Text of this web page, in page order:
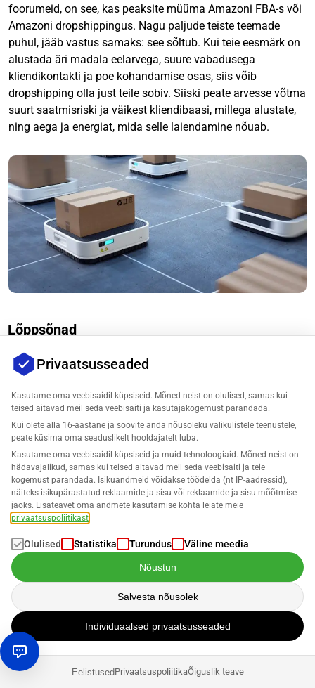
foorumeid, on see, kas peaksite müüma Amazoni FBA-s või
Amazoni dropshippingus. Nagu paljude teiste teemade
puhul, jääb vastus samaks: see sõltub. Kui teie eesmärk on
alustada äri madala eelarvega, suure vabadusega
kliendikontakti ja poe kohandamise osas, siis võib
dropshipping olla just teile sobiv. Siiski peate arvesse võtma
suurt saatmisriski ja väikest kliendibaasi, millega alustate,
ning aega ja energiat, mida selle laiendamine nõuab.
Lõppsõnad
Päeva lõpuks oled sina boss ja pead otsustama, kas
positiivseid ja negatiivseid mõjusid lühidalt.
Kahjuks on äri mudelil ka mitmeid puudusi. Lisakulud ja
võimaluse kaotamine otsekontaktide saamiseks oma
klientidega on vaid kaks peamist probleemi. Veelgi enam,
müüjad on põhimõtteliselt sunnitud kasutama Amazoniga
täitmist, kui on tegemist Buy Box võitmisega
Teiselt poolt pakub Amazon FBA palju eeliseid. Esiteks
muudab see müüja töö väga lihtsaks – eriti väikeste
ettevõtete omanike jaoks. Ja veel: paljud suuremad
ettevõtted hindavad asjaolu, et saatmine on kiire ja sujuv, te
ei pea rentima oma laod ning klienditeenindus töötab
ööpäevaringselt. Just see võimaldab paljudel jaemüüjatel
Amazonis edukalt müüa.
Kokkuvõttes on Amazon FBA kaudu äri ajamine tänapäeval
Privaatsusseaded
Kasutame oma veebisaidil küpsiseid. Mõned neist on olulised, samas kui
teised aitavad meil seda veebisaiti ja kasutajakogemust parandada.
Kui olete alla 16-aastane ja soovite anda nõusoleku valikulistele teenustele,
peate küsima oma seaduslikelt hooldajatelt luba.
Kasutame oma veebisaidil küpsiseid ja muid tehnoloogiaid. Mõned neist on
hädavajalikud, samas kui teised aitavad meil seda veebisaiti ja teie
kogemust parandada. Isikuandmeid võidakse töödelda (nt IP-aadressid),
näiteks isikupärastatud reklaamide ja sisu või reklaamide ja sisu mõõtmise
jaoks. Lisateavet oma andmete kasutamise kohta leiate meie
privaatsuspoliitikast
Olulised Statistika Turundus Väline meedia
Nõustun
Salvesta nõusolek
Individuaalsed privaatsusseaded
EelistusedPrivaatsuspoliitikaÕiguslik teave